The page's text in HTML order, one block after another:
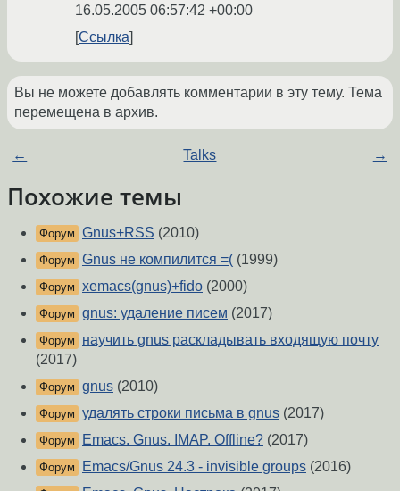
16.05.2005 06:57:42 +00:00
Ссылка
Вы не можете добавлять комментарии в эту тему. Тема
перемещена в архив.
← Talks →
Похожие темы
Форум Gnus+RSS (2010)
Форум Gnus не компилится =( (1999)
Форум xemacs(gnus)+fido (2000)
Форум gnus: удаление писем (2017)
Форум
научить gnus раскладывать входящую почту
(2017)
Форум gnus (2010)
Форум удалять строки письма в gnus (2017)
Форум Emacs. Gnus. IMAP. Offline? (2017)
Форум Emacs/Gnus 24.3 - invisible groups (2016)